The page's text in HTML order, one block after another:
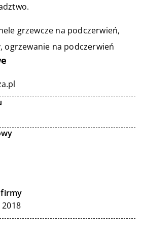
grzewcze na podczerwień,
, ogrzewanie na podczerwień